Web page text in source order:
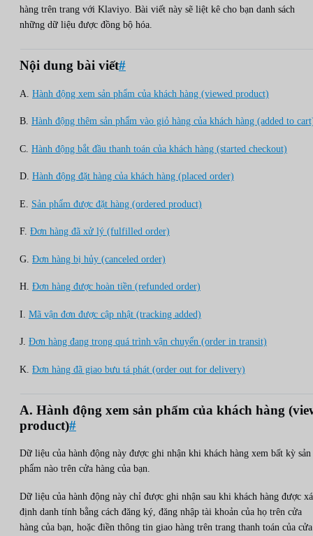
hàng trên trang với Klaviyo. Bài viết này sẽ liệt kê cho bạn danh sách
những dữ liệu được đồng bộ hóa.
Nội dung bài viết#
A. Hành động xem sản phẩm của khách hàng (viewed product)
B. Hành động thêm sản phẩm vào giỏ hàng của khách hàng (added to
C. Hành động bắt đầu thanh toán của khách hàng (started checkout)
D. Hành động đặt hàng của khách hàng (placed order)
E. Sản phẩm được đặt hàng (ordered product)
F. Đơn hàng đã xử lý (fulfilled order)
G. Đơn hàng bị hủy (canceled order)
H. Đơn hàng được hoàn tiền (refunded order)
I. Mã vận đơn được cập nhật (tracking added)
J. Đơn hàng đang trong quá trình vận chuyển (order in transit)
K. Đơn hàng đã giao bưu tá phát (order out for delivery)
A. Hành động xem sản phẩm của khách hàng
product)#
Dữ liệu của hành động này được ghi nhận khi khách hàng xem bất kỳ sản
phẩm nào trên cửa hàng của bạn.
Dữ liệu của hành động này chỉ được ghi nhận sau khi khách hàng được
định danh tính bằng cách đăng ký, đăng nhập tài khoản của họ trên cửa
hàng của bạn, hoặc điền thông tin giao hàng trên trang thanh toán của cửa